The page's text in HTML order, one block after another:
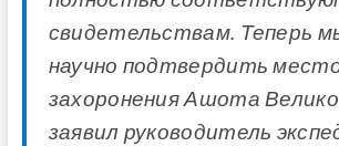
свидетельствам. Теперь
научно подтвердить
захоронения Ашота
заявил руководитель